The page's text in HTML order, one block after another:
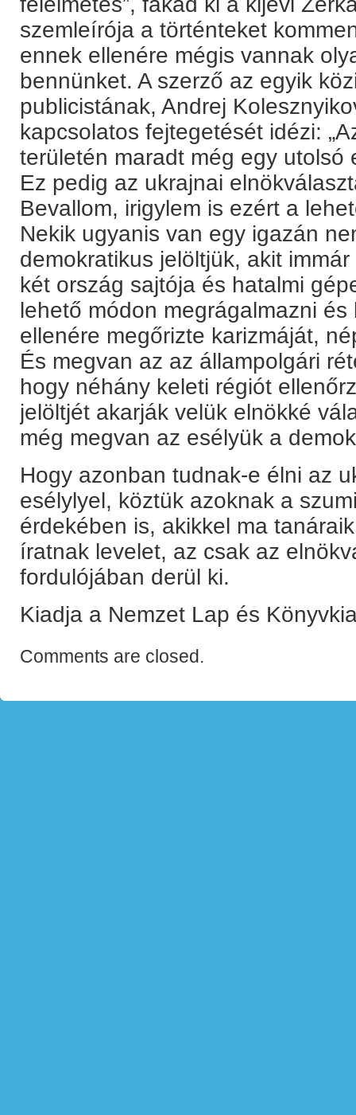
szemleírója a történteket
ennek ellenére mégis vannak
bennünket. A szerző az egyik
publicistának, Andrej
kapcsolatos fejtegetését idézi:
területén maradt még egy utolsó
Ez pedig az ukrajnai
Bevallom, irigylem is ezért a
Nekik ugyanis van egy igazán
demokratikus jelöltjük, akit
két ország sajtója és hatalmi
lehető módon megrágalmazni
ellenére megőrizte karizmáját,
És megvan az az állampolgári
hogy néhány keleti régiót
jelöltjét akarják velük elnökké
még megvan az esélyük a
Hogy azonban tudnak-e élni az
esélylyel, köztük azoknak a
érdekében is, akikkel ma
íratnak levelet, az csak az
fordulójában derül ki.
Kiadja a Nemzet Lap és
Comments are closed.